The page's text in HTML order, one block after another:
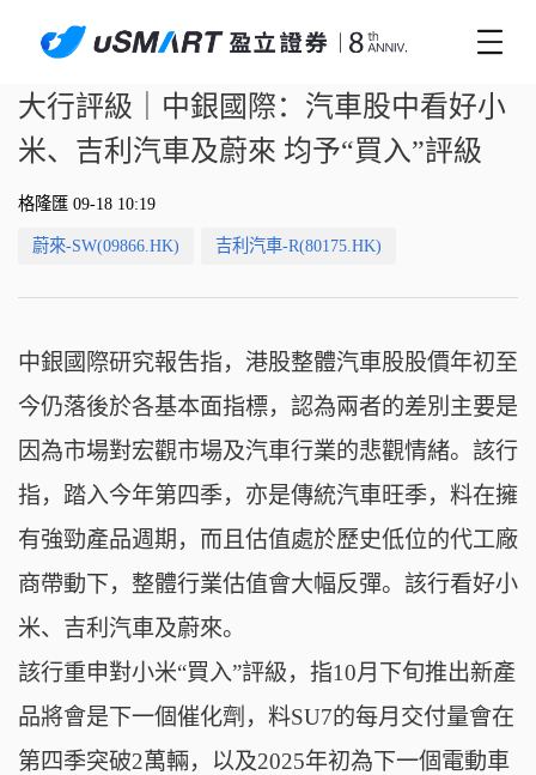
大行評級｜中銀國際：汽車股中看好小
米、吉利汽車及蔚來 均予“買入”評級
格隆匯 09-18 10:19
蔚來-SW(09866.HK) 吉利汽車-R(80175.HK)
中銀國際研究報吿指，港股整體汽車股股價年初至
今仍落後於各基本面指標，認為兩者的差別主要是
因為市場對宏觀市場及汽車行業的悲觀情緒。該行
指，踏入今年第四季，亦是傳統汽車旺季，料在擁
有強勁產品週期，而且估值處於歷史低位的代工廠
商帶動下，整體行業估值會大幅反彈。該行看好小
米、吉利汽車及蔚來。
該行重申對小米“買入”評級，指10月下旬推出新產
品將會是下一個催化劑，料SU7的每月交付量會在
第四季突破2萬輛，以及2025年初為下一個電動車